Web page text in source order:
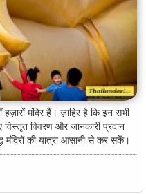
मंदिर हैं। ज़ाहिर है कि इन सभी
विवरण और जानकारी प्रदान
की यात्रा आसानी से कर सकें।